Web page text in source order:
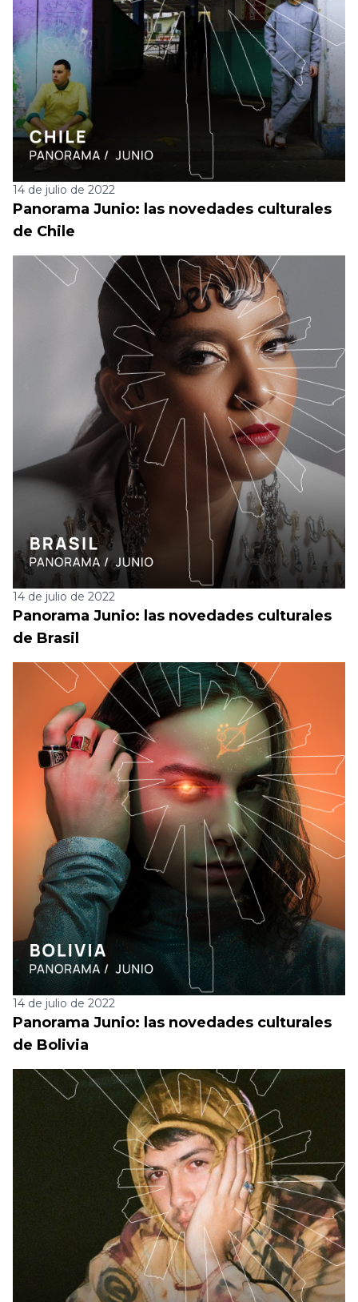
14 de julio de 2022
Panorama Junio: las novedades culturales
de Chile
14 de julio de 2022
Panorama Junio: las novedades culturales
de Brasil
14 de julio de 2022
Panorama Junio: las novedades culturales
de Bolivia